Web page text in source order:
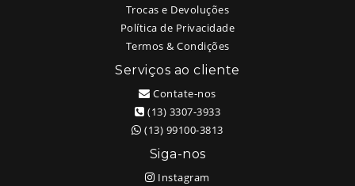
Trocas e Devoluções
Política de Privacidade
Termos & Condições
Serviços ao cliente
Contate-nos
(13) 3307-3933
(13) 99100-3813
Siga-nos
Instagram